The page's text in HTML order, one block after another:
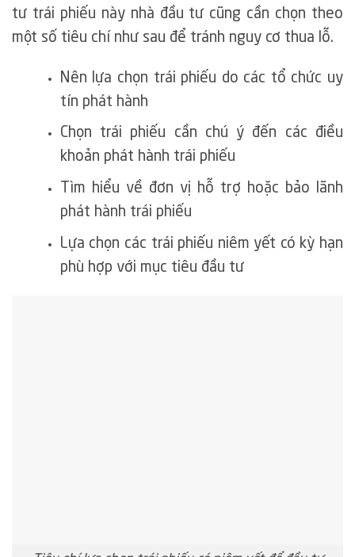
tư trái phiếu này nhà đầu tư cũng cần chọn theo
một số tiêu chí như sau để tránh nguy cơ thua lỗ.
Nên lựa chọn trái phiếu do các tổ chức uy
tín phát hành
Chọn trái phiếu cần chú ý đến các điều
khoản phát hành trái phiếu
Tìm hiểu về đơn vị hỗ trợ hoặc bảo lãnh
phát hành trái phiếu
Lựa chọn các trái phiếu niêm yết có kỳ hạn
phù hợp với mục tiêu đầu tư